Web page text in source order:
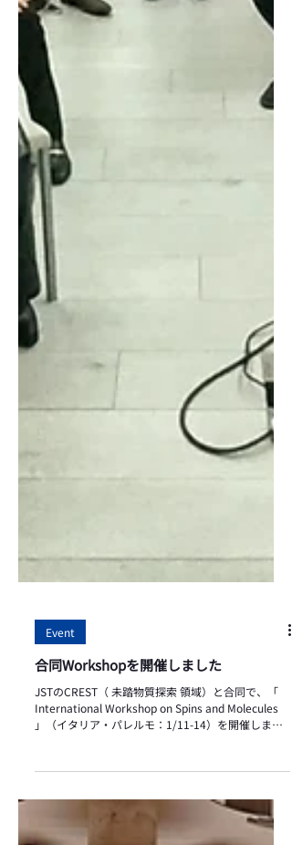
Event
合同Workshopを開催しました
JSTのCREST（ 未踏物質探索 領域）と合同で、「
のほか、Karl Leo, Narcis Avarvari, Frank
Ortmann, Hennig Sirringhausが参加して、活発な
議論を行いました。